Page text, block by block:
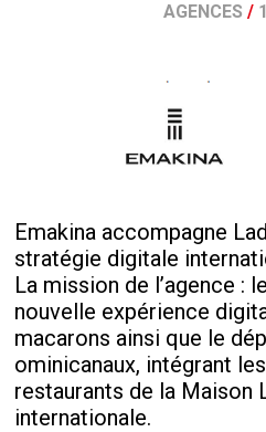
AGENCES /
Emakina accompagne
stratégie digitale
La mission de l’agence :
nouvelle expérience
macarons ainsi que le
ominicanaux, intégrant
restaurants de la Maison
internationale.